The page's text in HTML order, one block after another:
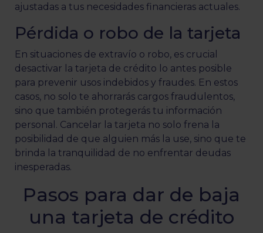
ajustadas a tus necesidades financieras actuales.
Pérdida o robo de la tarjeta
En situaciones de extravío o robo, es crucial
desactivar la tarjeta de crédito lo antes posible
para prevenir usos indebidos y fraudes. En estos
casos, no solo te ahorrarás cargos fraudulentos,
sino que también protegerás tu información
personal. Cancelar la tarjeta no solo frena la
posibilidad de que alguien más la use, sino que te
brinda la tranquilidad de no enfrentar deudas
inesperadas.
Pasos para dar de baja
una tarjeta de crédito